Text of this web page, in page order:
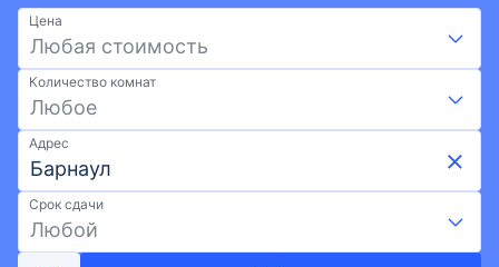
Регионстрой с ценами от 5,09 млн ₽ до 11,72 млн ₽
и площадью до 72 м². Новостройки от
проверенного застройщика Регионстрой на
выгодных условиях: скидки и акции, ипотека,
развитая инфраструктура и лучшие районы
Барнаула. Подберите квартиру в новостройке от
Регионстрой на Выберу.ру.
Цена
Любая стоимость
Количество комнат
Любое
Адрес
Срок сдачи
Любой